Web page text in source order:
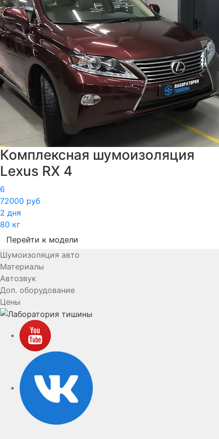
Комплексная шумоизоляция
Lexus RX 4
6
72000 руб
2 дня
80 кг
Перейти к модели
Шумоизоляция авто
Материалы
Автозвук
Доп. оборудование
Цены